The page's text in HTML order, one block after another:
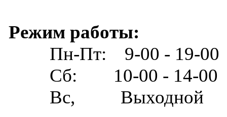
Режим
Пн-Пт: 9-00 - 19-00
Сб: 10-00 - 14-00
Вс, Выходной